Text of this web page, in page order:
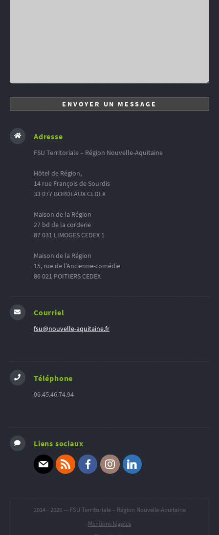
Adresse
FSU Territoriale – Région Nouvelle-Aquitaine
Hôtel de Région,
14 rue François de Sourdis
33 077 BORDEAUX CEDEX
Maison de la Région
27 bd de la corderie
87 031 LIMOGES CEDEX 1
Maison de la Région
15, rue de l’Ancienne-comédie
86 021 POITIERS CEDEX
Courriel
fsu@nouvelle-aquitaine.fr
Téléphone
06.45.46.74.94
Liens sociaux
2014 - 2026 — FSU Territoriale – Région Nouvelle-Aquitaine
Mentions légales